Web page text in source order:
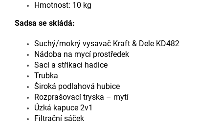
Hmotnost: 10 kg
Sadsa se skládá:
Suchý/mokrý vysavač Kraft & Dele KD482
Nádoba na mycí prostředek
Sací a stříkací hadice
Trubka
Široká podlahová hubice
Rozprašovací tryska – mytí
Úzká kapuce 2v1
Filtrační sáček